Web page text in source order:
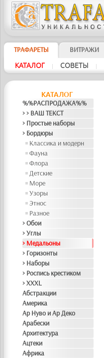
ТРАФАРЕТЫ ВИТРАЖИ
КАТАЛОГ | СОВЕТЫ |
КАТАЛОГ
%%РАСПРОДАЖА%%
> > ВАШ ТЕКСТ
> Простые наборы
> Бордюры
Классика и модерн
Фауна
Флора
Детские
Море
Узоры
Этнос
Разное
> Обои
> Углы
> Медальоны
> Горизонты
> Наборы
> Роспись крестиком
> XXXL
Абстракции
Америка
Ар Нуво и Ар Деко
Арабески
Архитектура
Ацтеки
Африка